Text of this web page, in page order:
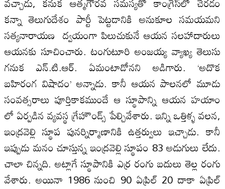
కన్నా తెలుగుదేశం పార్టీ పెట్టడానికి అనుకూల సమయమని
సత్యనారాయణ ద్వయంగా పిలుచుకునే ఆయన సలహాదారులు
ఆయనకు సూచించారు. టంగుటూరి అంజయ్య వ్యాఖ్య తెలుసు
గనుక ఎన్‌.టి.ఆర్‌. ఏమంటాడోనని అడిగారు. ‘అదొక
బహిరంగ విషాదం’ అన్నాడు. కానీ ఆయన పాలనలో మూడు
సంవత్సరాలు పూర్తికాకముందే ఆ స్థూపాన్ని ఆయన హయాం
లో ఏర్పడిన వ్యవస్థ గ్రేహౌండ్స్‌ పేల్చివేశారు. ఇన్ని ఒత్తిళ్ళ వలన,
ఇంద్రవెల్లి స్థూప పునర్నిర్మాణానికి ఉత్తర్వులు ఇచ్చాడు. కానీ
ఇప్పుడు మనం చూస్తున్న ఇంద్రవెల్లి స్థూపం 83 అడుగులు లేదు.
చాలా చిన్నది. అట్లాగే స్థూపానికి ఎర్ర రంగు బదులు తెల్ల రంగు
వేశారు. అయినా 1986 నుంచి 90 ఏప్రిల్‌ 20 దాకా ఏప్రిల్‌